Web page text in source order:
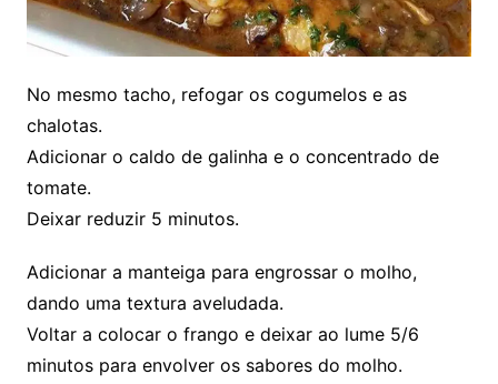
No mesmo tacho, refogar os cogumelos e as
chalotas.
Adicionar o caldo de galinha e o concentrado de
tomate.
Deixar reduzir 5 minutos.
Adicionar a manteiga para engrossar o molho,
dando uma textura aveludada.
Voltar a colocar o frango e deixar ao lume 5/6
minutos para envolver os sabores do molho.